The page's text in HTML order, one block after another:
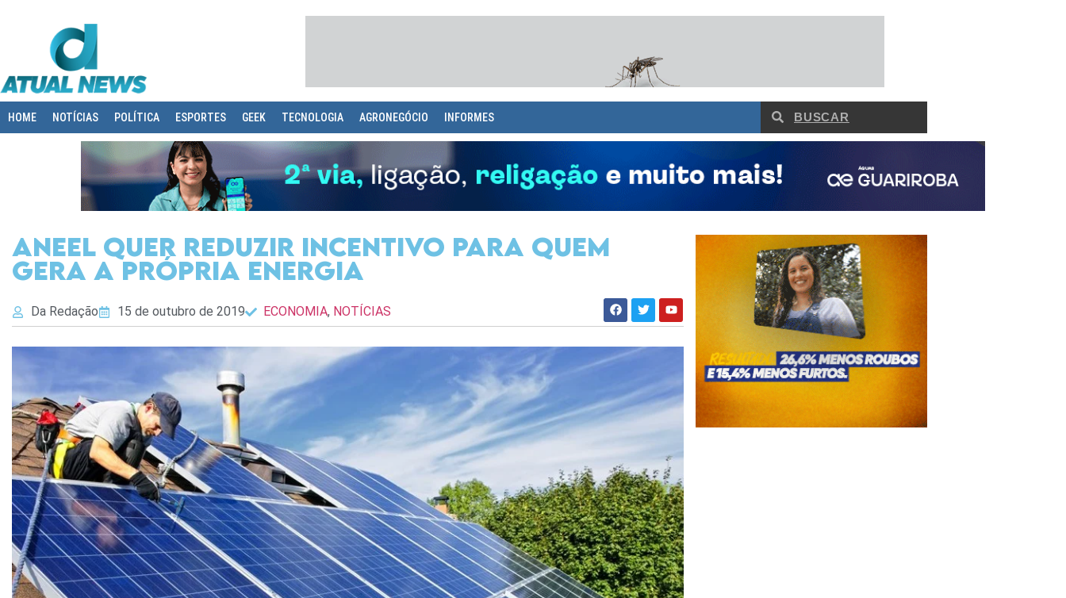
HOME NOTÍCIAS POLÍTICA ESPORTES GEEK TECNOLOGIA AGRONEGÓCIO INFORMES
Aneel quer reduzir incentivo para quem
gera a própria energia
Da Redação 15 de outubro de 2019 ECONOMIA, NOTÍCIAS